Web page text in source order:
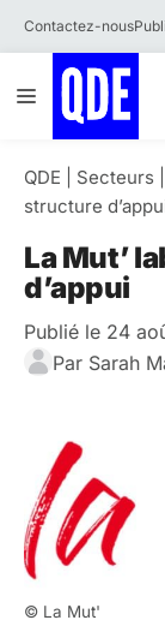
Contactez-nous
au
contenu
Menu
QDE Secteurs
structure
La Mut’
d’appui
Publié le 24
Par Sarah
© La Mut'